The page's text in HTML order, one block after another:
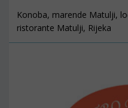
Konoba, marende Matulji,
ristorante Matulji, Rijeka